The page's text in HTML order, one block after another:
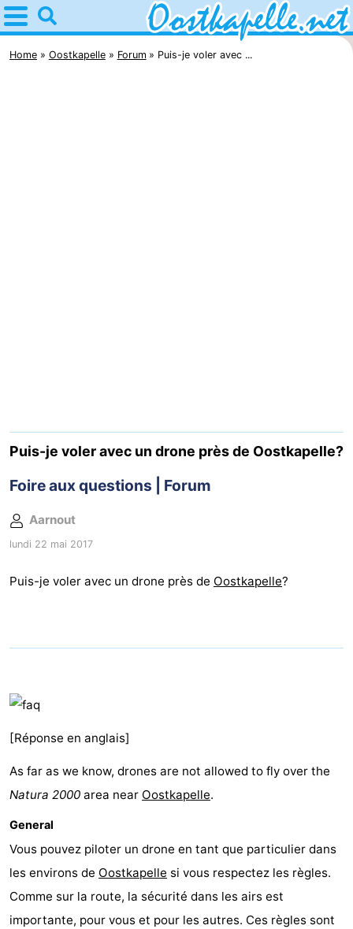
Home
Oostkapelle
Bos
en
Duin
-
De
Grote
Geere
-
De
Zandput
-
Dennenbos
-
Fort
-
Bongerd
Last
Voir
et
faire
Lieux
d'intérêt
-
Musées
-
Monuments
-
Home Oostkapelle Forum Puis-je voler avec ...
Puis-je voler avec un drone près de Oostkapelle?
Foire aux questions | Forum
Aarnout
lundi 22 mai 2017
Puis-je voler avec un drone près de Oostkapelle?
[Réponse en anglais]
As far as we know, drones are not allowed to fly over the
Natura 2000 area near Oostkapelle.
General
Vous pouvez piloter un drone en tant que particulier dans
les environs de Oostkapelle si vous respectez les règles.
Comme sur la route, la sécurité dans les airs est
importante, pour vous et pour les autres. Ces règles sont